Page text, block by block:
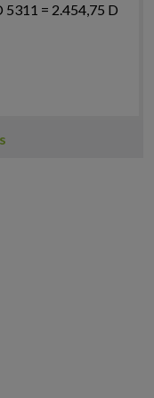
5311 = 2.454,75 D